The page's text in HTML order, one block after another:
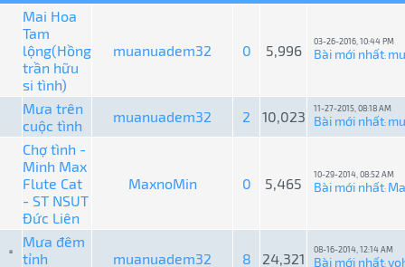
Mai Hoa
Tam
lộng(Hồng
trần hữu
si tình)
muanuadem32 0 5,996
03-26-2016, 10:44 PM
Bài mới nhất:
Mưa trên
cuộc tình
muanuadem32 2 10,023 11-27-2015, 08:18 AM
Bài mới nhất:
Chợ tình -
Minh Max
Flute Cat
- ST NSUT
Đức Liên
MaxnoMin 0 5,465
10-29-2014, 08:52 AM
Bài mới nhất:
Mưa đêm
tỉnh
muanuadem32 8 24,321
08-16-2014, 12:14 AM
Bài mới nhất: